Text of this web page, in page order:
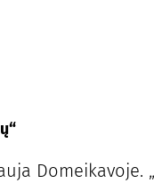
Domeikavoje.